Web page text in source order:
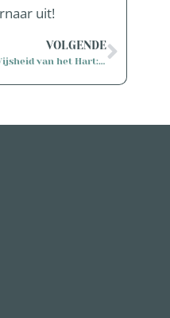
uit!
VOLGENDE
Wijsheid van het Hart: wanneer een retraite en een plek elkaar versterken